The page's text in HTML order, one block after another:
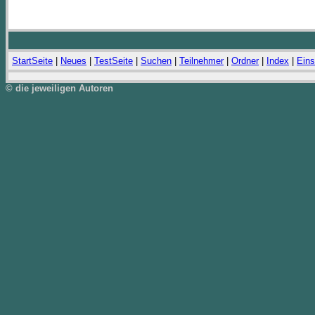
StartSeite Neues TestSeite Suchen Teilnehmer| Ordner| Index
© die jeweiligen Autoren